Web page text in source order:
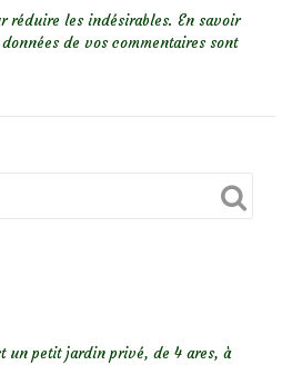
réduire les indésirables. En savoir
de vos commentaires sont
un petit jardin privé, de 4 ares, à